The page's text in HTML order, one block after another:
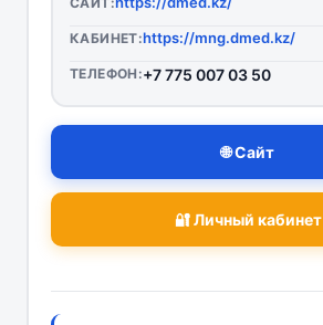
КАБИНЕТ:https://mng.dmed.kz/
ТЕЛЕФОН:+7 775 007 03 50
🌐 Сайт
🔐 Личный кабинет